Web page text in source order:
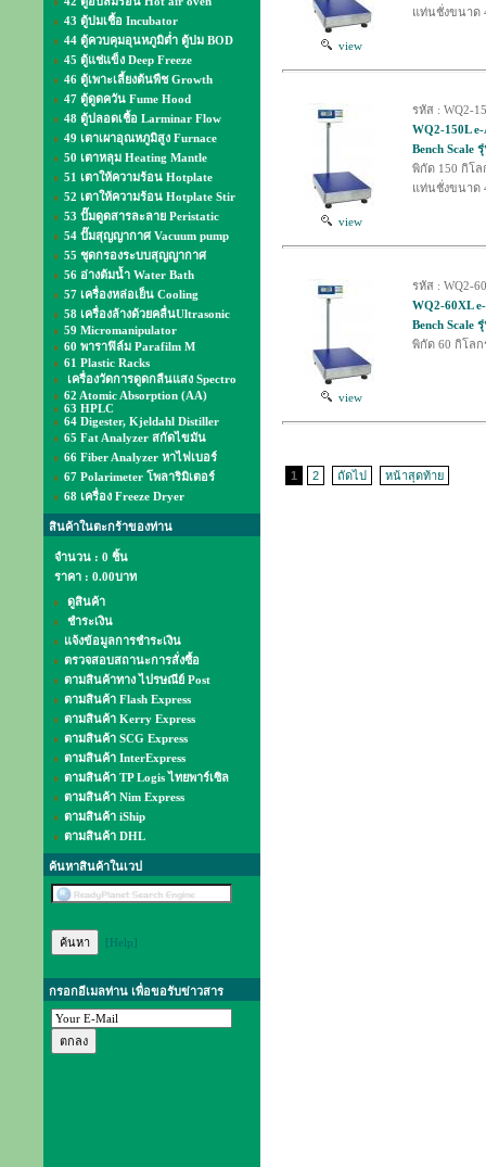
43 ตู้บ่มเชื้อ Incubator
44 ตู้ควบคุมอุนหภูมิต่ำ ตู้บ่ม BOD
45 ตู้แช่แข็ง Deep Freeze
46 ตู้เพาะเลี้ยงต้นพืช Growth
47 ตู้ดูดควัน Fume Hood
48 ตู้ปลอดเชื้อ Larminar Flow
49 เตาเผาอุณหภูมิสูง Furnace
50 เตาหลุม Heating Mantle
51 เตาให้ความร้อน Hotplate
52 เตาให้ความร้อน Hotplate Stir
53 ปั๊มดูดสารละลาย Peristatic
54 ปั๊มสุญญากาศ Vacuum pump
55 ชุดกรองระบบสุญญากาศ
56 อ่างต้มน้ำ Water Bath
57 เครื่องหล่อเย็น Cooling
58 เครื่องล้างด้วยคลื่นUltrasonic
59 Micromanipulator
60 พาราฟิล์ม Parafilm M
61 Plastic Racks
เครื่องวัดการดูดกลืนแสง Spectro
62 Atomic Absorption (AA)
63 HPLC
64 Digester, Kjeldahl Distiller
65 Fat Analyzer สกัดไขมัน
66 Fiber Analyzer หาไฟเบอร์
67 Polarimeter โพลาริมิเตอร์
68 เครื่อง Freeze Dryer
สินค้าในตะกร้าของท่าน
จำนวน : 0 ชิ้น
ราคา : 0.00บาท
ดูสินค้า
ชำระเงิน
แจ้งข้อมูลการชำระเงิน
ตรวจสอบสถานะการสั่งซื้อ
ตามสินค้าทาง ไปรษณีย์ Post
ตามสินค้า Flash Express
ตามสินค้า Kerry Express
ตามสินค้า SCG Express
ตามสินค้า InterExpress
ตามสินค้า TP Logis ไทยพาร์เซิล
ตามสินค้า Nim Express
ตามสินค้า iShip
ตามสินค้า DHL
ค้นหาสินค้าในเวป
[Help]
กรอกอีเมลท่าน เพื่อขอรับข่าวสาร
view
แท่นชั่งขนาด
view
รหัส : WQ2-
WQ2-150L
Bench Scale
พิกัด 150 กิโล
แท่นชั่งขนาด
view
รหัส : WQ2-
WQ2-60XL
Bench Scale
พิกัด 60 กิโล
1 2 ถัดไป หน้าสุดท้าย